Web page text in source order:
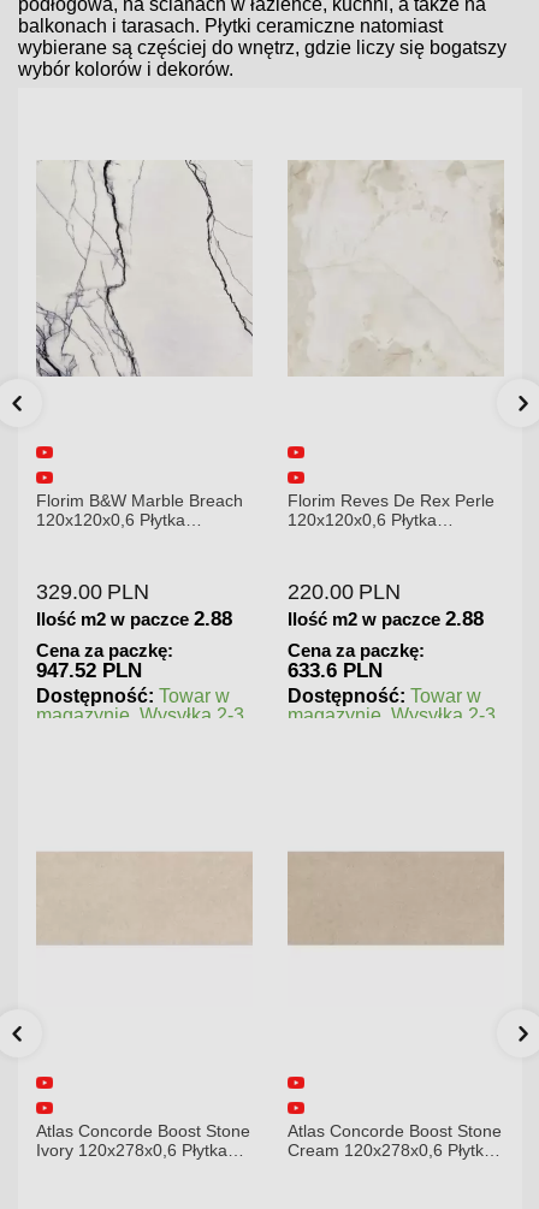
balkonach i tarasach. Płytki ceramiczne natomiast
wybierane są częściej do wnętrz, gdzie liczy się bogatszy
wybór kolorów i dekorów.
Florim B&W Marble Breach
120x120x0,6 Płytka
329.00 PLN
Ilość m2 w paczce 2.88
Cena za paczkę:
947.52 PLN
Dostępność: Towar w
magazynie. Wysyłka 2-3
Florim Reves De Rex Perle
120x120x0,6 Płytka
220.00 PLN
Ilość m2 w paczce 2.88
Cena za paczkę:
633.6 PLN
Dostępność: Towar w
magazynie. Wysyłka 2-3
Atlas Concorde Boost Stone
Ivory 120x278x0,6 Płytka
Atlas Concorde Boost Stone
Cream 120x278x0,6 Płytka